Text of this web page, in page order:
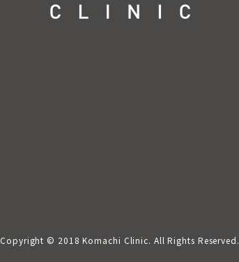
Copyright © 2018 Komachi Clinic. All Rights Reserved.